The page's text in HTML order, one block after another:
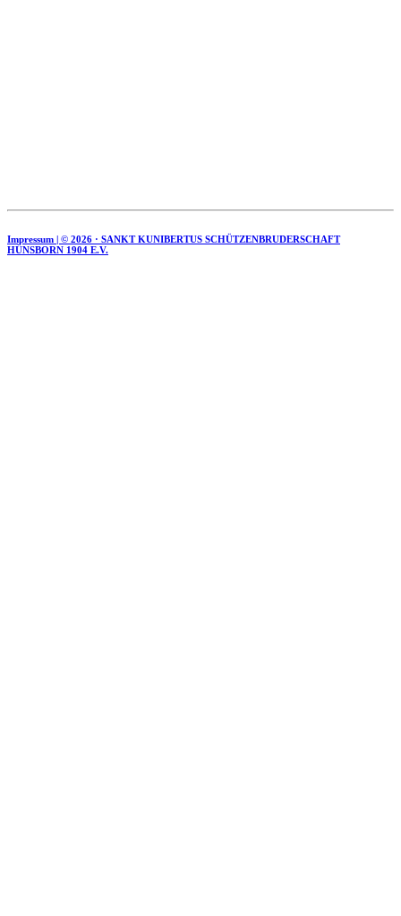
Impressum | © 2026 · SANKT KUNIBERTUS SCHÜTZENBRUDERSCHAFT
HÜNSBORN 1904 E.V.